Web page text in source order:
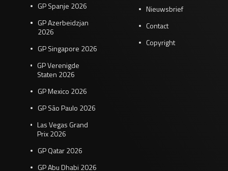
GP Spanje 2026
GP Azerbeidzjan
2026
GP Singapore 2026
GP Verenigde
Staten 2026
GP Mexico 2026
GP São Paulo 2026
Las Vegas Grand
Prix 2026
GP Qatar 2026
GP Abu Dhabi 2026
Nieuwsbrief
Contact
Copyright